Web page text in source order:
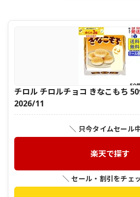
チロル チロルチョコ きなこもち
2026/11
＼ 只今タイムセール
楽天で探す
＼ セール・割引をチェ